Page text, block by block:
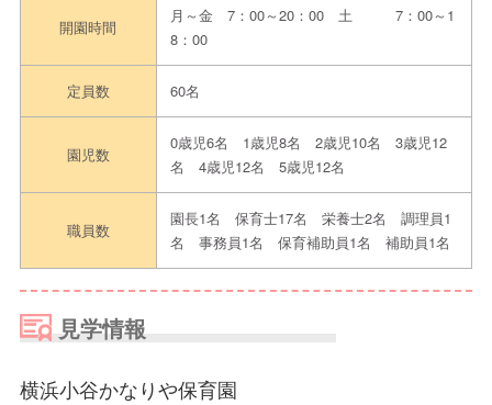
開園時間
月～金 7：00～20：00 土 7：00～1
8：00
定員数 60名
園児数
0歳児6名 1歳児8名 2歳児10名 3歳児12
名 4歳児12名 5歳児12名
職員数
園長1名 保育士17名 栄養士2名 調理員1
名 事務員1名 保育補助員1名 補助員1名
見学情報
横浜小谷かなりや保育園